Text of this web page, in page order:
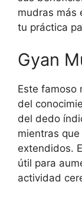
mudras más
tu práctica
Gyan
Este famoso
del
del dedo
mientras
extendidos.
útil para
actividad